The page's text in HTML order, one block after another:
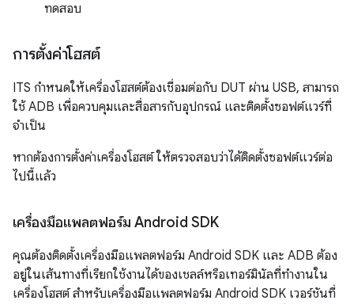
ทดสอบ
การตั้งค่าโฮสต์
ITS กำหนดให้เครื่องโฮสต์ต้องเชื่อมต่อกับ DUT ผ่าน USB, สามารถ
ใช้ ADB เพื่อควบคุมและสื่อสารกับอุปกรณ์ และติดตั้งซอฟต์แวร์ที่
จำเป็น
หากต้องการตั้งค่าเครื่องโฮสต์ ให้ตรวจสอบว่าได้ติดตั้งซอฟต์แวร์ต่อ
ไปนี้แล้ว
เครื่องมือแพลตฟอร์ม Android SDK
คุณต้องติดตั้งเครื่องมือแพลตฟอร์ม Android SDK และ ADB ต้อง
อยู่ในเส้นทางที่เรียกใช้งานได้ของเชลล์หรือเทอร์มินัลที่ทำงานใน
เครื่องโฮสต์ สำหรับเครื่องมือแพลตฟอร์ม Android SDK เวอร์ชันที่